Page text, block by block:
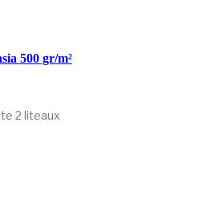
500 gr/m²
2 liteaux